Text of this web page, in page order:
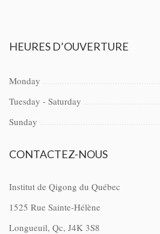
HEURES D’OUVERTURE
Monday
Tuesday - Saturday
Sunday
CONTACTEZ-NOUS
Institut de Qigong du Québec
1525 Rue Sainte-Hélène
Longueuil, Qc, J4K 3S8